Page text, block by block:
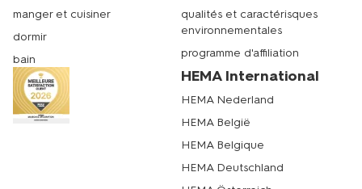
manger et cuisiner
dormir
bain
qualités et caractérisques
environnementales
programme d'affiliation
HEMA International
HEMA Nederland
HEMA België
HEMA Belgique
HEMA Deutschland